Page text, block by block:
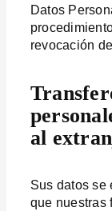
Datos
revocación
al
Sus datos se
que nuestras